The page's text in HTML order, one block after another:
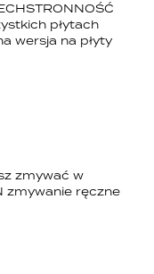
płytach
wersja na płyty
zmywać w
zmywanie ręczne